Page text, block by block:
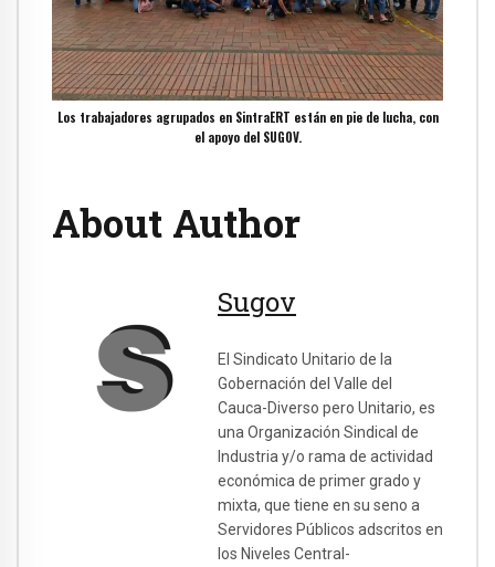
Los trabajadores agrupados en SintraERT están en pie de lucha, con
el apoyo del SUGOV.
About Author
Sugov
El Sindicato Unitario de la
Gobernación del Valle del
Cauca-Diverso pero Unitario, es
una Organización Sindical de
Industria y/o rama de actividad
económica de primer grado y
mixta, que tiene en su seno a
Servidores Públicos adscritos en
los Niveles Central-